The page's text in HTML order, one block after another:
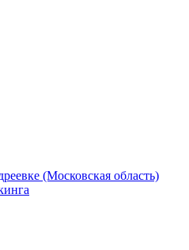
(Московская область)